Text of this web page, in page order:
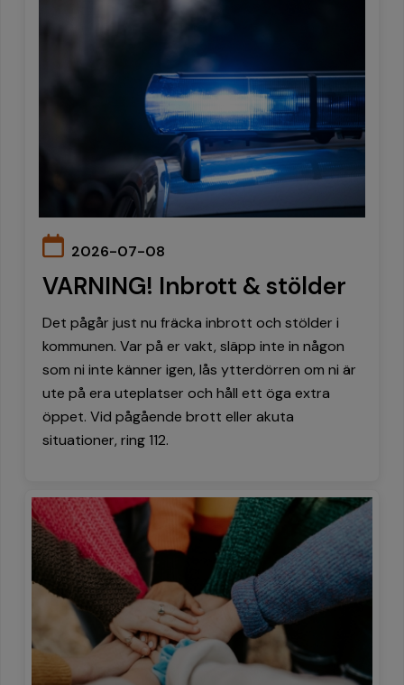
2026-07-08
VARNING! Inbrott & stölder
Det pågår just nu fräcka inbrott och stölder i
kommunen. Var på er vakt, släpp inte in någon
som ni inte känner igen, lås ytterdörren om ni är
ute på era uteplatser och håll ett öga extra
öppet. Vid pågående brott eller akuta
situationer, ring 112.